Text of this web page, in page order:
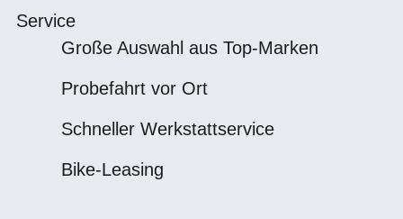
Service
Große Auswahl aus Top-Marken
Probefahrt vor Ort
Schneller Werkstattservice
Bike-Leasing